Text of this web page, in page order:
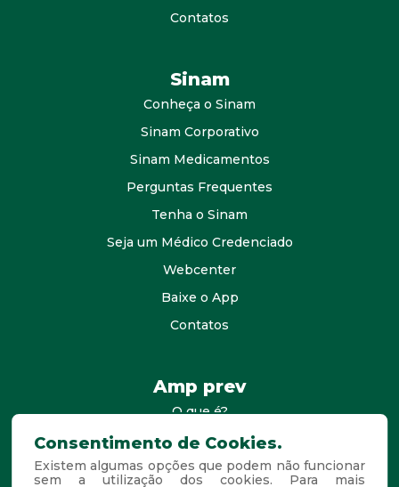
Contatos
Sinam
Conheça o Sinam
Sinam Corporativo
Sinam Medicamentos
Perguntas Frequentes
Tenha o Sinam
Seja um Médico Credenciado
Webcenter
Baixe o App
Contatos
Amp prev
O que é?
consultores
Agende Sua Visita
Consentimento de Cookies.
Existem algumas opções que podem não funcionar
sem a utilização dos cookies. Para mais